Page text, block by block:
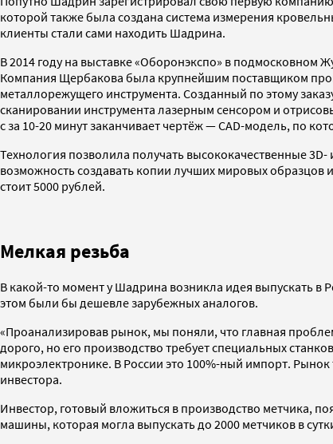
которой также была создана система измерения
клиенты стали сами находить Шадрина.
В 2014 году на выставке «Оборонэкспо» в
Компания Щербакова была крупнейшим поставщиком
металлорежущего инструмента. Созданный по этому
сканировании инструмента лазерным сенсором и
с за 10-20 минут заканчивает чертёж — CAD-модель, по
Технология позволила получать высококачественные
возможность создавать копии лучших мировых образцов
стоит 5000 рублей.
Мелкая резьба
В какой-то момент у Шадрина возникла идея выпускать
этом были бы дешевле зарубежных аналогов.
«Проанализировав рынок, мы поняли, что главная
дорого, но его производство требует специальных
микроэлектронике. В России это 100%-ный импорт.
инвестора.
Инвестор, готовый вложиться в производство метчика,
машины, которая могла выпускать до 2000 метчиков в